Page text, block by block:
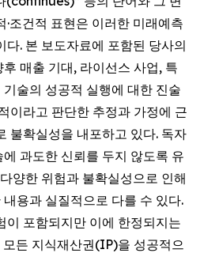
조건적 표현은 이러한 미래예측
다. 본 보도자료에 포함된 당사의
매출 기대, 라이선스 사업, 특
술의 성공적 실행에 대한 진술
이라고 판단한 추정과 가정에 근
불확실성을 내포하고 있다. 독자
과도한 신뢰를 두지 않도록 유
양한 위험과 불확실성으로 인해
용과 실질적으로 다를 수 있다.
이 포함되지만 이에 한정되지는
든 지식재산권(IP)을 성공적으